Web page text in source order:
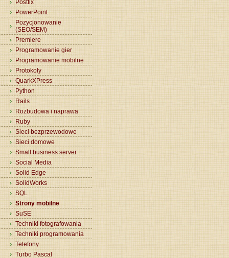
Postfix
PowerPoint
Pozycjonowanie
(SEO/SEM)
Premiere
Programowanie gier
Programowanie mobilne
Protokoły
QuarkXPress
Python
Rails
Rozbudowa i naprawa
Ruby
Sieci bezprzewodowe
Sieci domowe
Small business server
Social Media
Solid Edge
SolidWorks
SQL
Strony mobilne
SuSE
Techniki fotografowania
Techniki programowania
Telefony
Turbo Pascal